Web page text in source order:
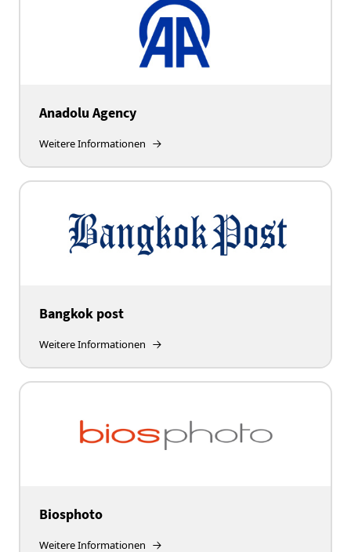
Anadolu Agency
Weitere Informationen
Bangkok post
Weitere Informationen
Biosphoto
Weitere Informationen